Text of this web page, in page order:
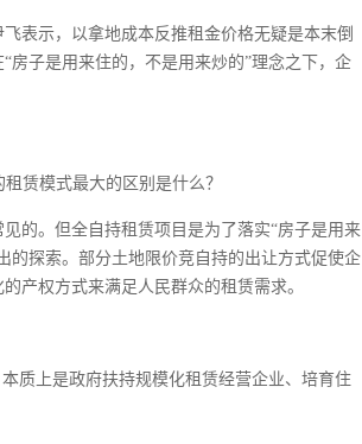
表示，以拿地成本反推租金价格无疑是本末倒
房子是用来住的，不是用来炒的”理念之下，企
赁模式最大的区别是什么？
的。但全自持租赁项目是为了落实“房子是用来
的探索。部分土地限价竞自持的出让方式促使企
产权方式来满足人民群众的租赁需求。
质上是政府扶持规模化租赁经营企业、培育住